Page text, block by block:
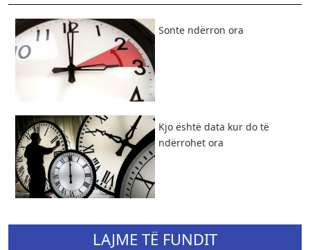
​Sonte ndërron ora
Kjo është data kur do të
ndërrohet ora
LAJME TË FUNDIT